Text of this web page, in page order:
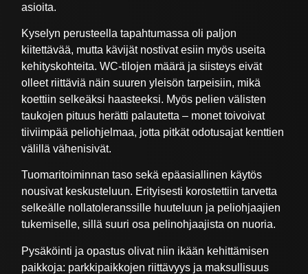
asioita.
Kyselyn perusteella tapahtumassa oli paljon
kiitettävää, mutta kävijät nostivat esiin myös useita
kehityskohteita. WC-tilojen määrä ja siisteys eivät
olleet riittäviä näin suuren yleisön tarpeisiin, mikä
koettiin selkeäksi haasteeksi. Myös pelien välisten
taukojen pituus herätti palautetta – monet toivoivat
tiiviimpää peliohjelmaa, jotta pitkät odotusajat kenttien
välillä vähenisivät.
Tuomaritoiminnan taso sekä epäasiallinen käytös
nousivat keskusteluun. Erityisesti korostettiin tarvetta
selkeälle nollatoleranssille huuteluun ja peliohjaajien
tukemiselle, sillä suuri osa pelinohjaajista on nuoria.
Pysäköinti ja opastus olivat niin ikään kehittämisen
paikkoja: parkkipaikkojen riittävyys ja maksullisuus